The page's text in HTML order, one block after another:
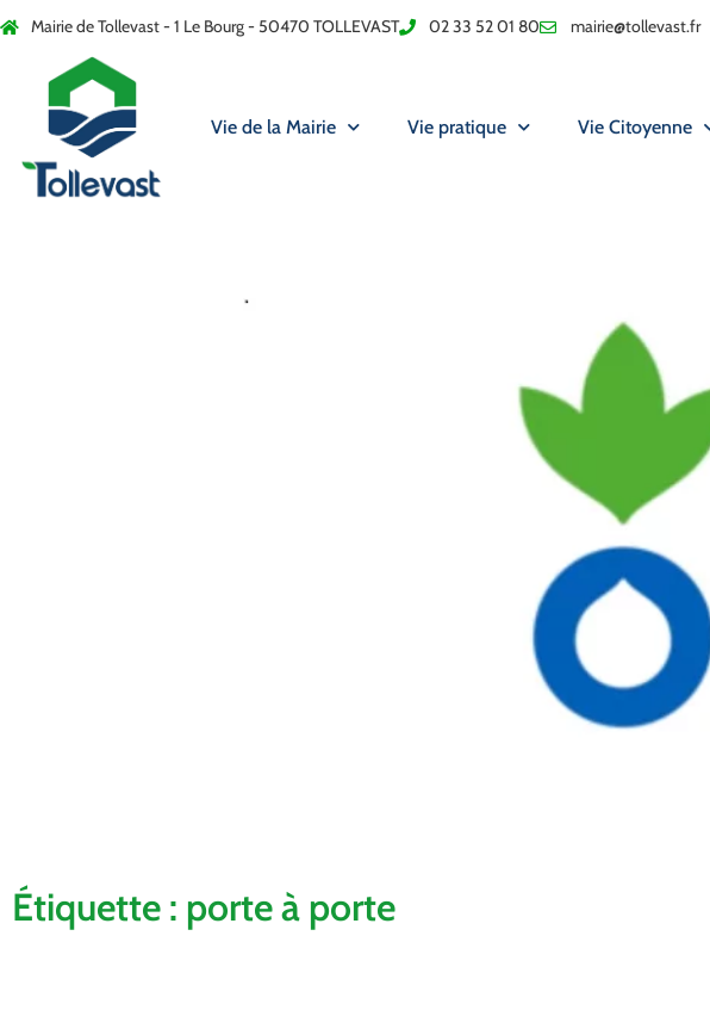
Mairie de Tollevast - 1 Le Bourg - 50470 TOLLEVAST 02 33 52 01 80 mairie@tollevast.fr
Vie de la Mairie Vie pratique Vie Citoyenne
Étiquette : porte à porte